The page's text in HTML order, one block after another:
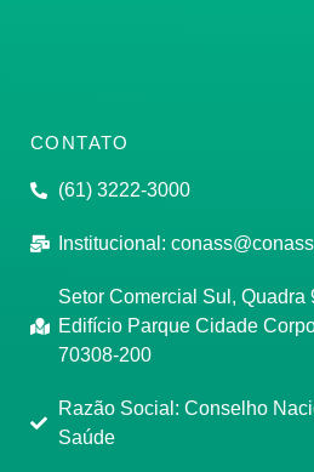
CONTATO
(61) 3222-3000
Institucional:
Setor Comercial Sul, Quadra
Edifício Parque Cidade
70308-200
Razão Social: Conselho
Saúde